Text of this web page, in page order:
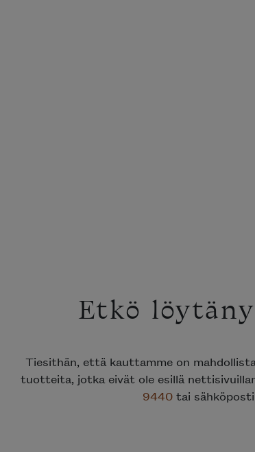
Etkö
Tiesithän, että kauttamme on
tuotteita, jotka eivät ole esillä
9440 tai